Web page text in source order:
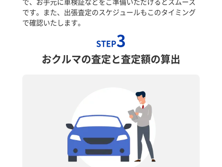
です。また、出張査定のスケジュールもこのタイミング
で確認いたします。
STEP3
おクルマの査定と査定額の算出